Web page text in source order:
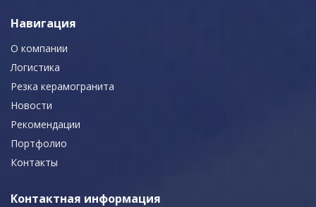
Навигация
О компании
Логистика
Резка керамогранита
Новости
Рекомендации
Портфолио
Контакты
Контактная информация